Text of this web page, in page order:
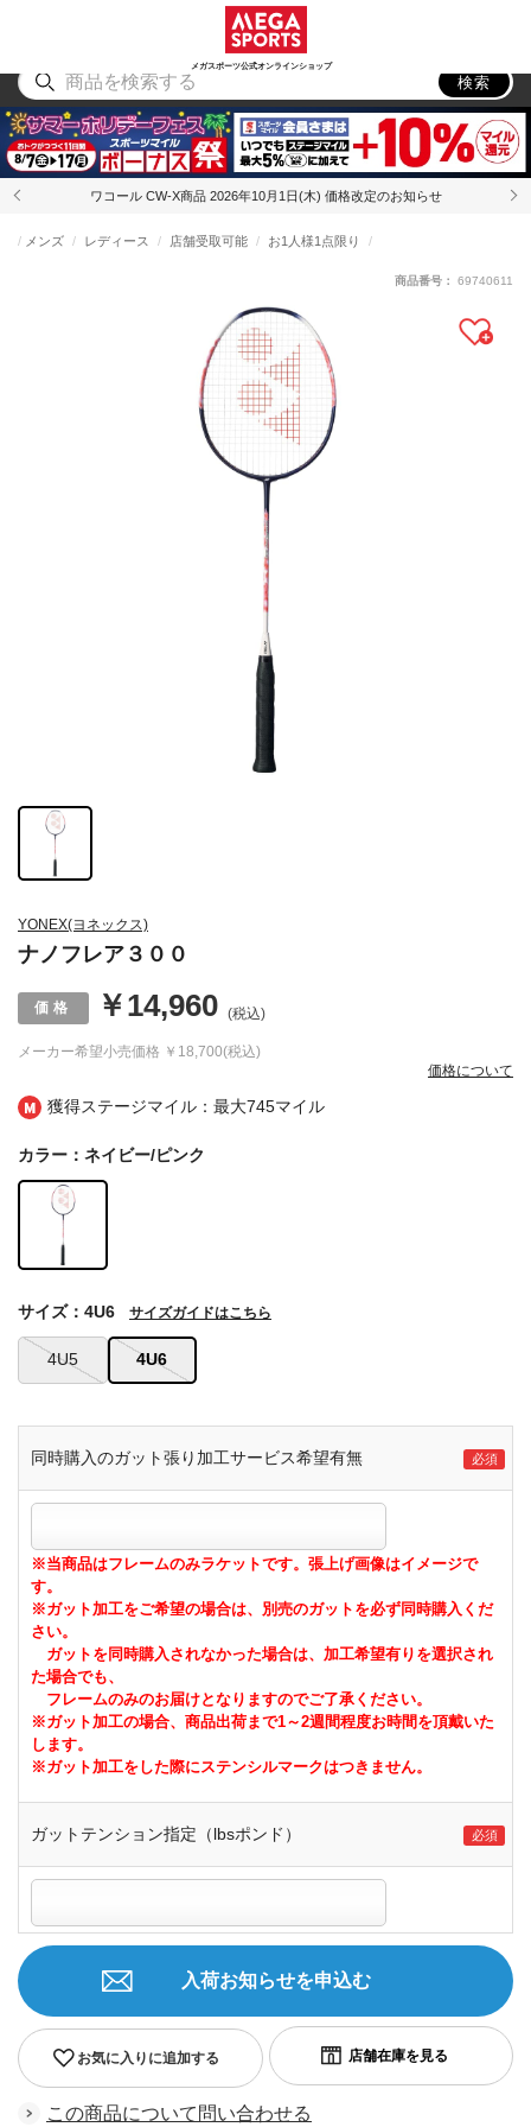
メガスポーツ公式オンラインショップ
アウトドア
検索
ワコール CW-X商品 2026年10月1日(木) 価格改定のお知らせ
獲得ステージマイル：最大745マイル
YONEX(ヨネックス)
ナノフレア３００
メンズ レディース 店舗受取可能 お1人様1点限り
メーカー希望小売価格 ￥18,700(税込)
￥14,960 (税込)
価格について
商品番号： 69740611
同時購入のガット張り加工サービス希望有無
※当商品はフレームのみラケットです。張上げ画像はイメージで
す。
※ガット加工をご希望の場合は、別売のガットを必ず同時購入くだ
さい。
ガットを同時購入されなかった場合は、加工希望有りを選択され
た場合でも、
フレームのみのお届けとなりますのでご了承ください。
※ガット加工の場合、商品出荷まで1～2週間程度お時間を頂戴いた
します。
※ガット加工をした際にステンシルマークはつきません。
ガットテンション指定（lbsポンド）
カラー：ネイビー/ピンク
4U5 4U6
サイズ：4U6 サイズガイドはこちら
お気に入りに追加する
入荷お知らせを申込む
この商品について問い合わせる